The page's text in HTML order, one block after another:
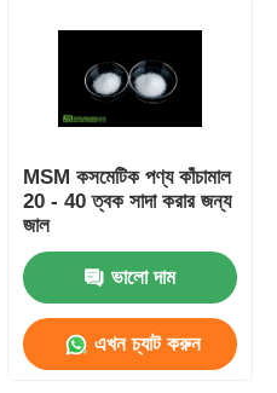
MSM কসমেটিক পণ্য কাঁচামাল
20 - 40 ত্বক সাদা করার জন্য
জাল
ভালো দাম
এখন চ্যাট করুন